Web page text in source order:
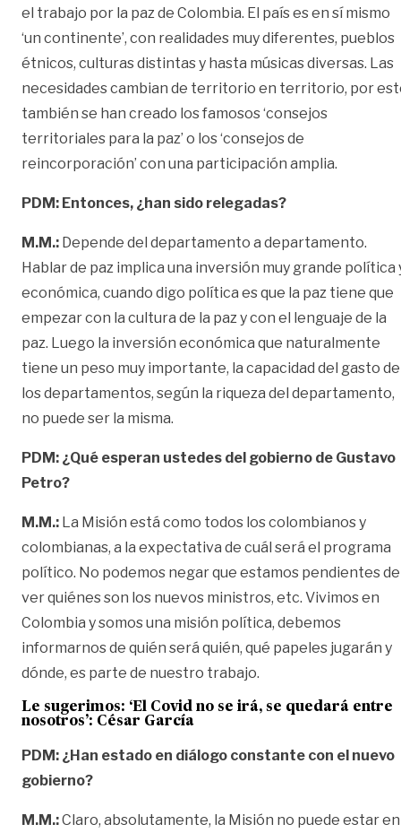
el trabajo por la paz de Colombia. El país es en sí mismo
‘un continente’, con realidades muy diferentes, pueblos
étnicos, culturas distintas y hasta músicas diversas. Las
necesidades cambian de territorio en territorio, por
también se han creado los famosos ‘consejos
territoriales para la paz’ o los ‘consejos de
reincorporación’ con una participación amplia.
PDM: Entonces, ¿han sido relegadas?
M.M.: Depende del departamento a departamento.
Hablar de paz implica una inversión muy grande política
económica, cuando digo política es que la paz tiene que
empezar con la cultura de la paz y con el lenguaje de la
paz. Luego la inversión económica que naturalmente
tiene un peso muy importante, la capacidad del gasto de
los departamentos, según la riqueza del departamento,
no puede ser la misma.
PDM: ¿Qué esperan ustedes del gobierno de Gustavo
Petro?
M.M.: La Misión está como todos los colombianos y
colombianas, a la expectativa de cuál será el programa
político. No podemos negar que estamos pendientes de
ver quiénes son los nuevos ministros, etc. Vivimos en
Colombia y somos una misión política, debemos
informarnos de quién será quién, qué papeles jugarán y
dónde, es parte de nuestro trabajo.
Le sugerimos: ‘El Covid no se irá, se quedará entre
nosotros’: César García
PDM: ¿Han estado en diálogo constante con el nuevo
gobierno?
M.M.:Claro, absolutamente, la Misión no puede estar en